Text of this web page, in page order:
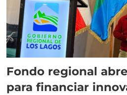
Fondo regional
para financiar